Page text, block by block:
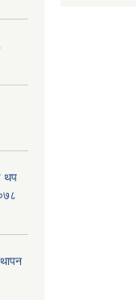
थप